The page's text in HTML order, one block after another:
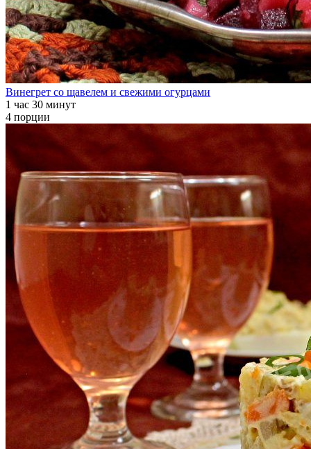
Винегрет со щавелем и свежими огурцами
1 час 30 минут
4 порции